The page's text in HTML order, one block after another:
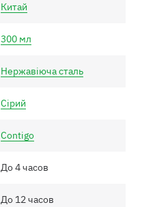
Китай
300 мл
Нержавіюча сталь
Сірий
Contigo
До 4 часов
До 12 часов